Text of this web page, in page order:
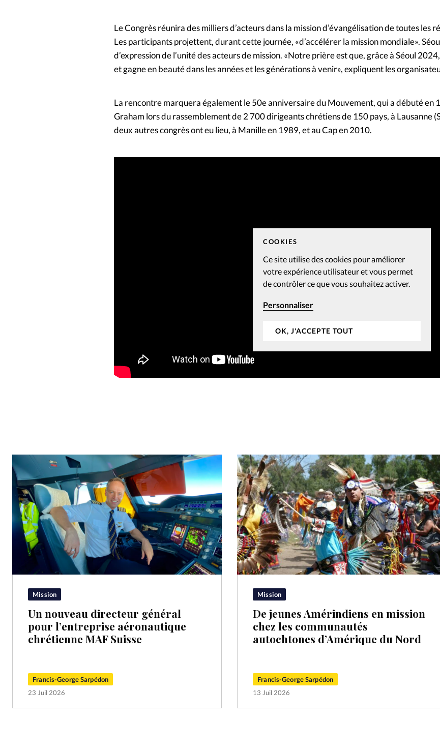
COOKIES
Ce site utilise des cookies pour améliorer
votre expérience utilisateur et vous permet
de contrôler ce que vous souhaitez activer.
Personnaliser
OK, J'ACCEPTE TOUT
Le Congrès réunira des milliers d’acteurs dans la mission d’évangélisation de toutes les
Les participants projettent, durant cette journée, «d’accélérer la mission mondiale».
d’expression de l’unité des acteurs de mission. «Notre prière est que, grâce à Séoul
et gagne en beauté dans les années et les générations à venir», expliquent les
La rencontre marquera également le 50e anniversaire du Mouvement, qui a débuté en
Graham lors du rassemblement de 2 700 dirigeants chrétiens de 150 pays, à Lausanne
deux autres congrès ont eu lieu, à Manille en 1989, et au Cap en 2010.
Mission
Un nouveau directeur général
pour l’entreprise aéronautique
chrétienne MAF Suisse
Francis-George Sarpédon
23 Juil 2026
Mission
De jeunes Amérindiens en mission
chez les communautés
autochtones d’Amérique du Nord
Francis-George Sarpédon
13 Juil 2026